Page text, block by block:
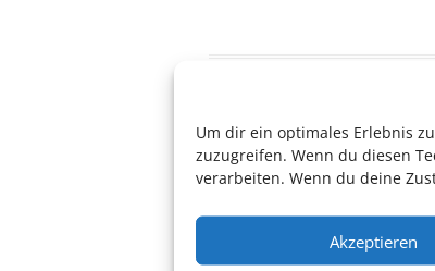
Um dir ein optimales Erlebnis
zuzugreifen. Wenn du diesen
verarbeiten. Wenn du deine
Akzeptieren